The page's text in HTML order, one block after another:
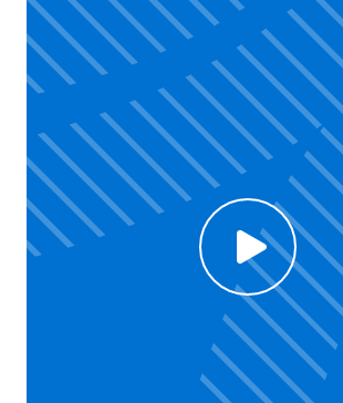
Voir la
Click to enable Youtube cookies